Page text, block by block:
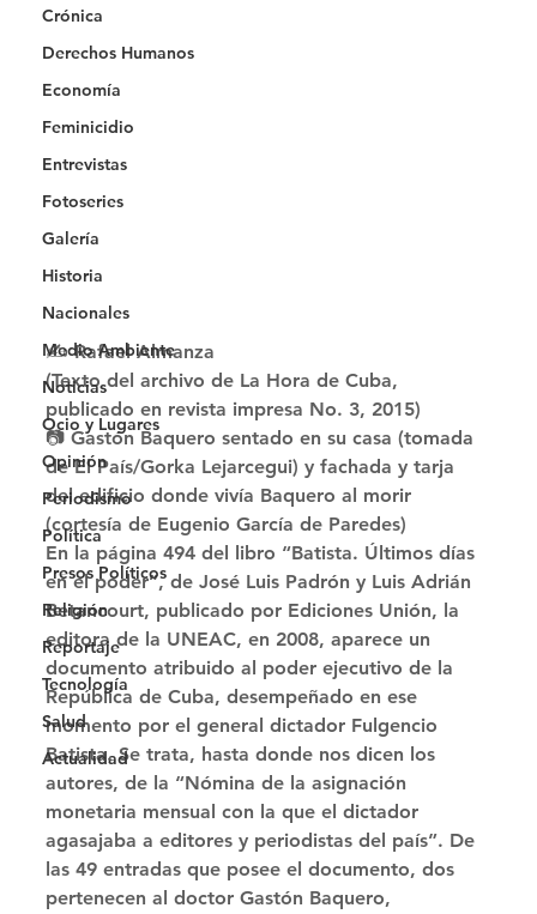
Crónica
Derechos Humanos
Economía
Feminicidio
Entrevistas
Fotoseries
Galería
Historia
Nacionales
Medio Ambiente
Noticias
Ocio y Lugares
Opinión
Periodismo
Política
Presos Políticos
Religión
Reportaje
Tecnología
Salud
Actualidad
✍️ Rafael Almanza
(Texto del archivo de La Hora de Cuba,
publicado en revista impresa No. 3, 2015)
📷 Gastón Baquero sentado en su casa (tomada
de El País/Gorka Lejarcegui) y fachada y tarja
del edificio donde vivía Baquero al morir
(cortesía de Eugenio García de Paredes)
En la página 494 del libro “Batista. Últimos días
en el poder”, de José Luis Padrón y Luis Adrián
Betancourt, publicado por Ediciones Unión, la
editora de la UNEAC, en 2008, aparece un
documento atribuido al poder ejecutivo de la
República de Cuba, desempeñado en ese
momento por el general dictador Fulgencio
Batista. Se trata, hasta donde nos dicen los
autores, de la “Nómina de la asignación
monetaria mensual con la que el dictador
agasajaba a editores y periodistas del país”. De
las 49 entradas que posee el documento, dos
pertenecen al doctor Gastón Baquero,